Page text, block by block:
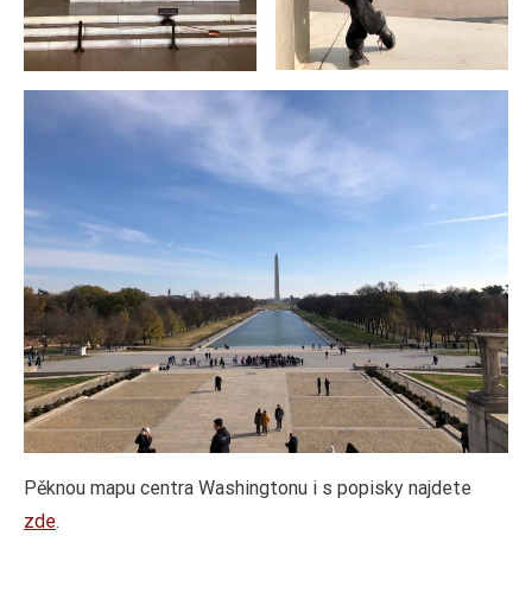
Pěknou mapu centra Washingtonu i s popisky najdete
zde.